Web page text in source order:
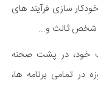
سازی فرآیند های
شخص ثالث و...
خود، در پشت صحنه
تمامی برنامه ها،